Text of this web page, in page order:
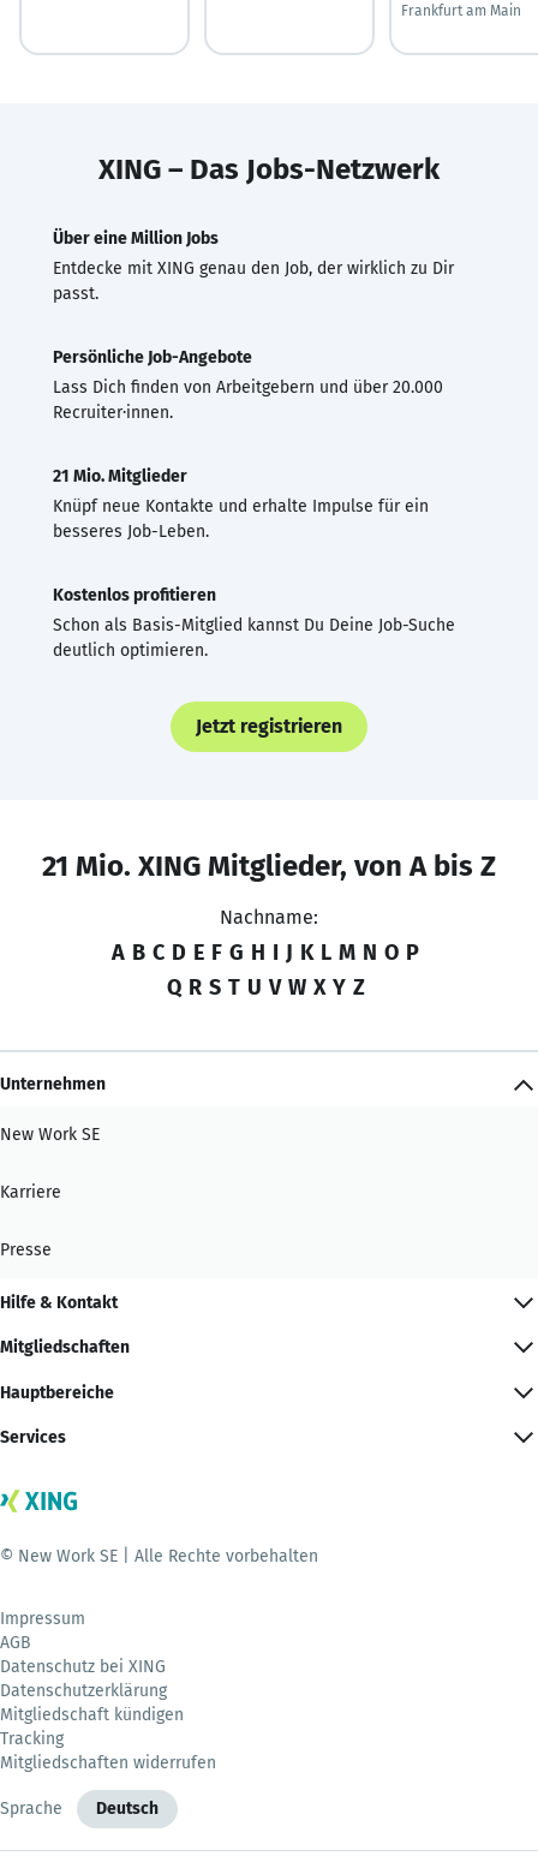
Frankfurt am Main
XING – Das Jobs-Netzwerk
Über eine Million Jobs
Entdecke mit XING genau den Job, der wirklich zu Dir
passt.
Persönliche Job-Angebote
Lass Dich finden von Arbeitgebern und über 20.000
Recruiter·innen.
21 Mio. Mitglieder
Knüpf neue Kontakte und erhalte Impulse für ein
besseres Job-Leben.
Kostenlos profitieren
Schon als Basis-Mitglied kannst Du Deine Job-Suche
deutlich optimieren.
Jetzt registrieren
21 Mio. XING Mitglieder, von A bis Z
Nachname:
A B C D E F G H I J K L M N O P
Q R S T U V W X Y Z
Unternehmen
New Work SE
Karriere
Presse
Hilfe & Kontakt
Mitgliedschaften
Hauptbereiche
Services
© New Work SE | Alle Rechte vorbehalten
Impressum
AGB
Datenschutz bei XING
Datenschutzerklärung
Mitgliedschaft kündigen
Tracking
Mitgliedschaften widerrufen
Sprache Deutsch